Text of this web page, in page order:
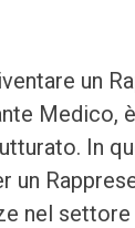
un
Medico,
In
nel